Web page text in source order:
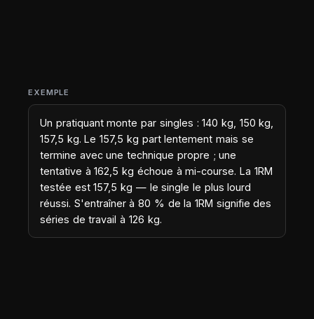
EXEMPLE
Un pratiquant monte par singles : 140 kg, 150 kg,
157,5 kg. Le 157,5 kg part lentement mais se
termine avec une technique propre ; une
tentative à 162,5 kg échoue à mi-course. La 1RM
testée est 157,5 kg — le single le plus lourd
réussi. S'entraîner à 80 % de la 1RM signifie des
séries de travail à 126 kg.